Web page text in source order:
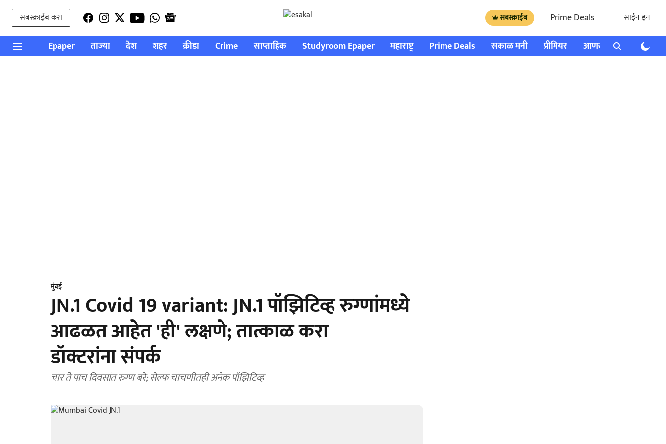
सबस्क्राईब करा सबस्क्राईब Prime Deals साईन इन
Epaper ताज्या देश शहर क्रीडा Crime साप्ताहिक Studyroom Epaper महाराष्ट्र Prime Deals सकाळ मनी प्रीमियर आणखी राशी भविष्य
मुंबई
JN.1 Covid 19 variant: JN.1 पॉझिटिव्ह रुग्णांमध्ये
आढळत आहेत 'ही' लक्षणे; तात्काळ करा
डॉक्टरांना संपर्क
चार ते पाच दिवसांत रुग्‍ण बरे; सेल्फ चाचणीतही अनेक पॉझिटिव्ह